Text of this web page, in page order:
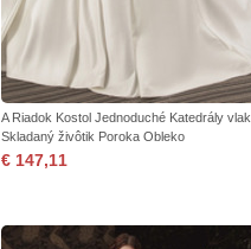
A Riadok Kostol Jednoduché Katedrály vlak
Skladaný živôtik Poroka Obleko
€ 147,11